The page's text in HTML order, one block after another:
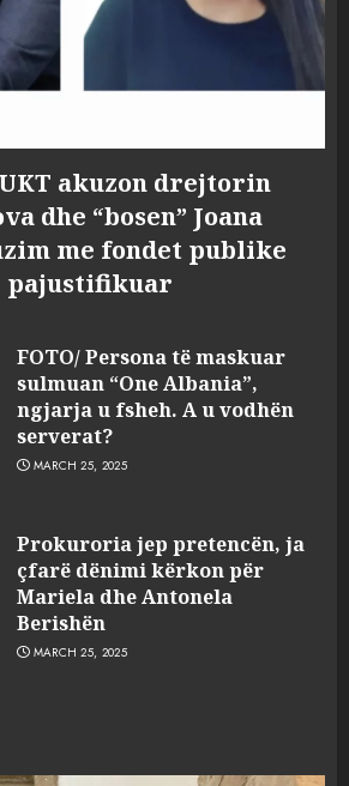
akuzon drejtorin
dhe “bosen” Joana
me fondet publike
pajustifikuar
FOTO/ Persona të maskuar
sulmuan “One Albania”,
ngjarja u fsheh. A u vodhën
serverat?
MARCH 25, 2025
Prokuroria jep pretencën, ja
çfarë dënimi kërkon për
Mariela dhe Antonela
Berishën
MARCH 25, 2025